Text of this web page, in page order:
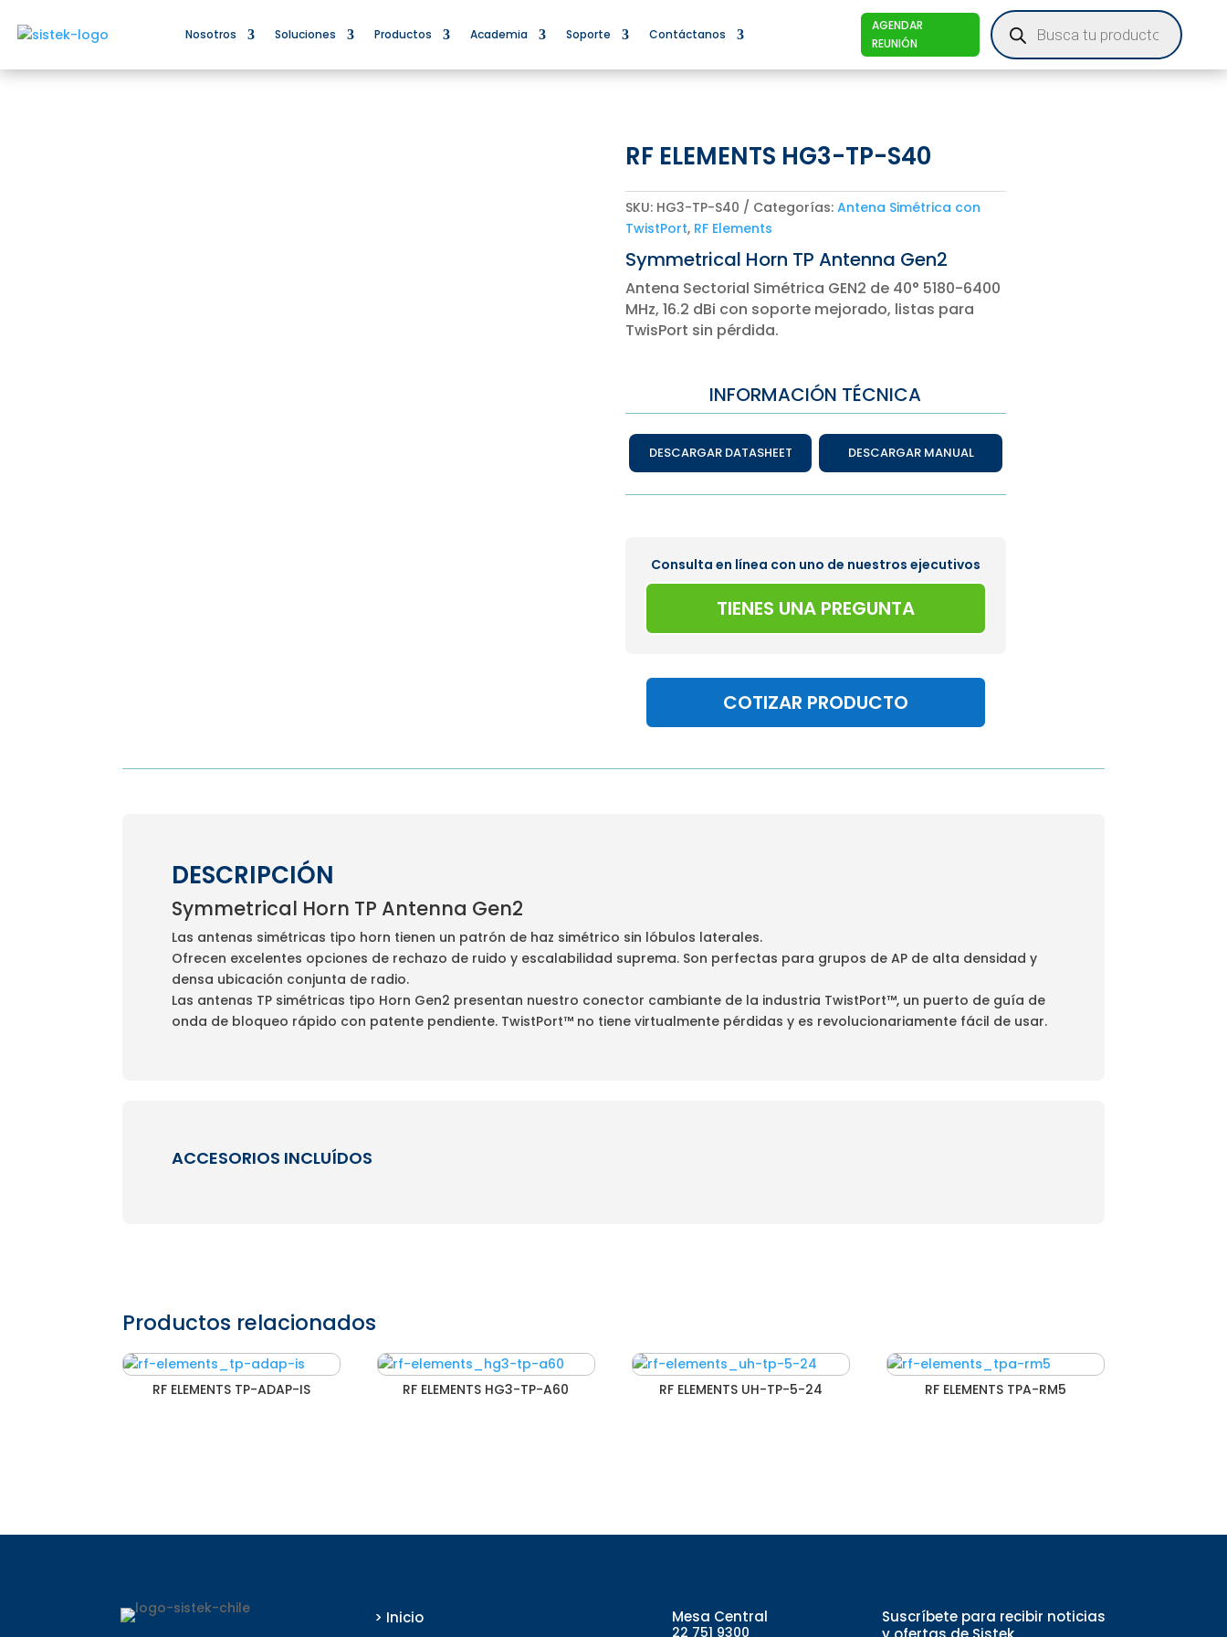
Nosotros Soluciones Productos Academia Soporte Contáctanos
AGENDAR
REUNIÓN
Products
search
RF ELEMENTS HG3-TP-S40
SKU: HG3-TP-S40 Categorías: Antena Simétrica con
TwistPort, RF Elements
Symmetrical Horn TP Antenna Gen2
Antena Sectorial Simétrica GEN2 de 40° 5180-6400
MHz, 16.2 dBi con soporte mejorado, listas para
TwisPort sin pérdida.
INFORMACIÓN TÉCNICA
DESCARGAR DATASHEET DESCARGAR MANUAL
Consulta en línea con uno de nuestros ejecutivos
TIENES UNA PREGUNTA
COTIZAR PRODUCTO
DESCRIPCIÓN
Symmetrical Horn TP Antenna Gen2
Las antenas simétricas tipo horn tienen un patrón de haz simétrico sin lóbulos laterales.
Ofrecen excelentes opciones de rechazo de ruido y escalabilidad suprema. Son perfectas para grupos de AP de alta densidad y
densa ubicación conjunta de radio.
Las antenas TP simétricas tipo Horn Gen2 presentan nuestro conector cambiante de la industria TwistPort™, un puerto de guía de
onda de bloqueo rápido con patente pendiente. TwistPort™ no tiene virtualmente pérdidas y es revolucionariamente fácil de usar.
ACCESORIOS INCLUÍDOS
Productos relacionados
RF ELEMENTS TP-ADAP-IS RF ELEMENTS HG3-TP-A60 RF ELEMENTS UH-TP-5-24 RF ELEMENTS TPA-RM5
> Inicio
Mesa Central
22 751 9300
Suscríbete para recibir noticias